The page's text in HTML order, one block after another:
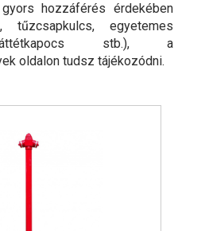
hozzáférés érdekében
tűzcsapkulcs, egyetemes
áttétkapocs stb.), a
oldalon tudsz tájékozódni.